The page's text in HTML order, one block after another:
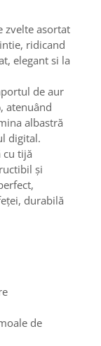
zvelte asortat
ridicand
elegant si la
de aur
atenuând
albastră
digital.
cu tijă
și
durabilă
de